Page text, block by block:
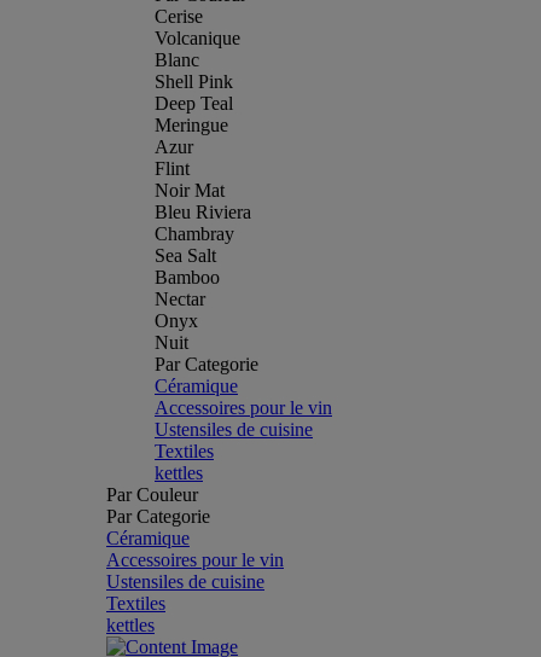
Cerise
Volcanique
Blanc
Shell Pink
Deep Teal
Meringue
Azur
Flint
Noir Mat
Bleu Riviera
Chambray
Sea Salt
Bamboo
Nectar
Onyx
Nuit
Par Categorie
Céramique
Accessoires pour le vin
Ustensiles de cuisine
Textiles
kettles
Par Couleur
Par Categorie
Céramique
Accessoires pour le vin
Ustensiles de cuisine
Textiles
kettles